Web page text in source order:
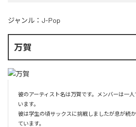
ジャンル： J-Pop
万賀
彼のアーティスト名は万賀です。メンバーは一
います。
彼は学生の頃サックスに挑戦しましたが息が続
ています。